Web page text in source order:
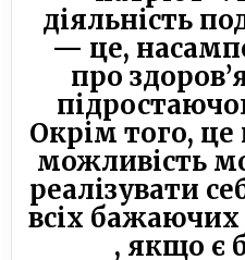
діяльність
— це,
про
Окрім того,
можливість
реалізувати
всіх бажаючих
, якщо є